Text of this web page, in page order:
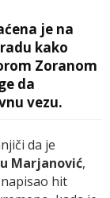
je na
kako
Zoranom
da
vezu.
da je
Marjanović,
hit